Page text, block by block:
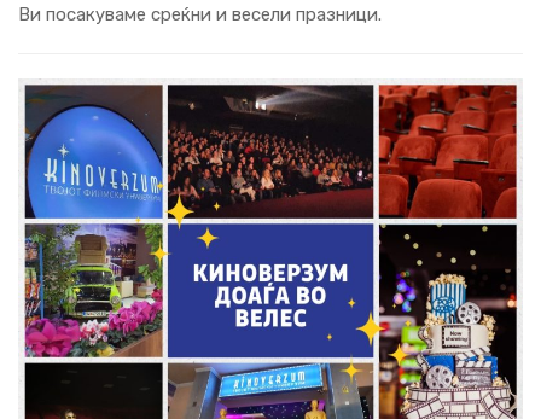
Ви посакуваме среќни и весели празници.